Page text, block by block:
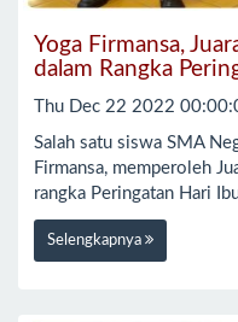
Yoga Firmansa,
dalam Rangka
Thu Dec 22 2022
Salah satu siswa SMA
Firmansa, memperoleh
rangka Peringatan Hari
Selengkapnya